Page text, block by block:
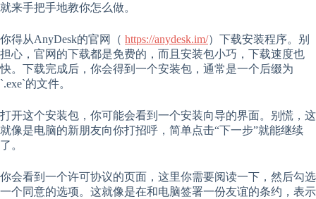
就来手把手地教你怎么做。
你得从AnyDesk的官网（ https://anydesk.im/）下载安装程序。别
担心，官网的下载都是免费的，而且安装包小巧，下载速度也
快。下载完成后，你会得到一个安装包，通常是一个后缀为
`.exe`的文件。
打开这个安装包，你可能会看到一个安装向导的界面。别慌，这
就像是电脑的新朋友向你打招呼，简单点击“下一步”就能继续
了。
你会看到一个许可协议的页面，这里你需要阅读一下，然后勾选
一个同意的选项。这就像是在和电脑签署一份友谊的条约，表示